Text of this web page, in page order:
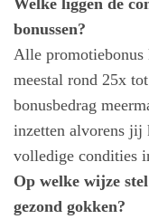
Welke liggen de
bonussen?
Alle promotiebonus
meestal rond 25x
bonusbedrag
inzetten alvorens jij
volledige condities
Op welke wijze
gezond gokken?